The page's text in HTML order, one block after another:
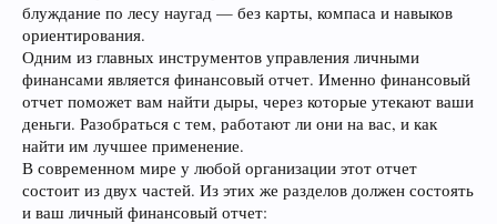
блуждание по лесу наугад — без карты, компаса и навыков
ориентирования.
Одним из главных инструментов управления личными
финансами является финансовый отчет. Именно финансовый
отчет поможет вам найти дыры, через которые утекают ваши
деньги. Разобраться с тем, работают ли они на вас, и как
найти им лучшее применение.
В современном мире у любой организации этот отчет
состоит из двух частей. Из этих же разделов должен состоять
и ваш личный финансовый отчет: